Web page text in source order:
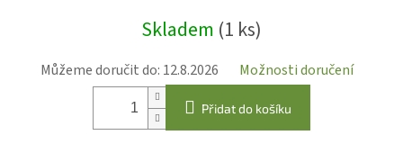
cena:
Skladem (1 ks)
Můžeme doručit do: 12.8.2026 Možnosti doručení
Přidat do košíku